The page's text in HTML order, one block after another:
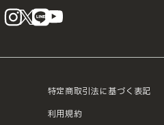
instagram
X LINE
特定商取引法に基づく表記
利用規約